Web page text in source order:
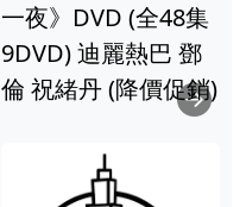
一夜》DVD (全48集
9DVD) 迪麗熱巴 鄧
倫 祝緒丹 (降價促銷)